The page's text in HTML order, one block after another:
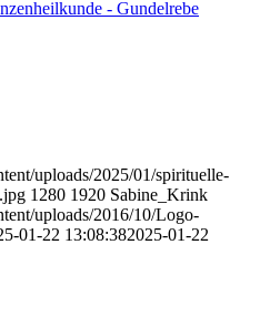
uploads/2025/01/spirituelle-
1280 1920 Sabine_Krink
uploads/2016/10/Logo-
01-22 13:08:382025-01-22